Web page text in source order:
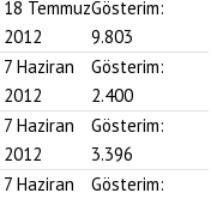
18 Temmuz
2012
Gösterim:
9.803
7 Haziran
2012
Gösterim:
2.400
7 Haziran
2012
Gösterim:
3.396
7 Haziran
Gösterim: